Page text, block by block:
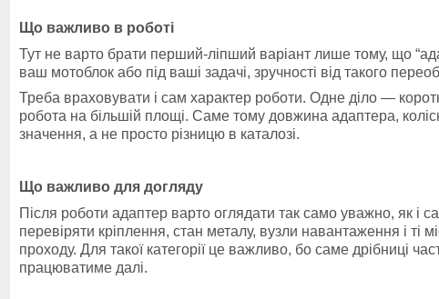
Що важливо в роботі
Тут не варто брати перший-ліпший варіант лише тому, що
ваш мотоблок або під ваші задачі, зручності від такого
Треба враховувати і сам характер роботи. Одне діло —
робота на більшій площі. Саме тому довжина адаптера,
значення, а не просто різницю в каталозі.
Що важливо для догляду
Після роботи адаптер варто оглядати так само уважно, як і
перевіряти кріплення, стан металу, вузли навантаження і ті
проходу. Для такої категорії це важливо, бо саме дрібниці
працюватиме далі.